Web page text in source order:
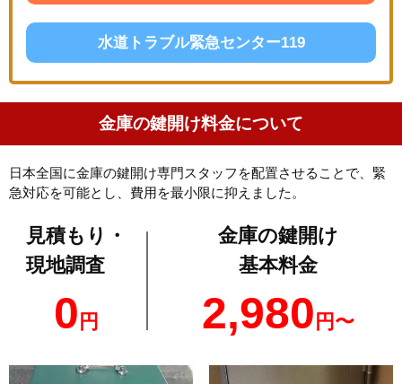
水道トラブル緊急センター119
金庫の鍵開け料金について
日本全国に金庫の鍵開け専門スタッフを配置させることで、緊
急対応を可能とし、費用を最小限に抑えました。
見積もり・
現地調査
0 円
金庫の鍵開け
基本料金
2,980 円〜